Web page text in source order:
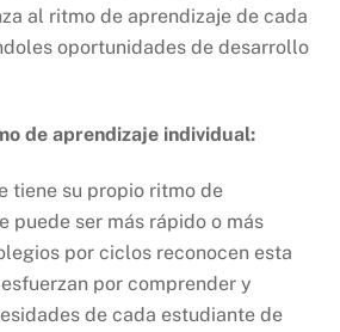
al ritmo de aprendizaje de cada
oportunidades de desarrollo
de aprendizaje individual:
tiene su propio ritmo de
puede ser más rápido o más
por ciclos reconocen esta
por comprender y
de cada estudiante de